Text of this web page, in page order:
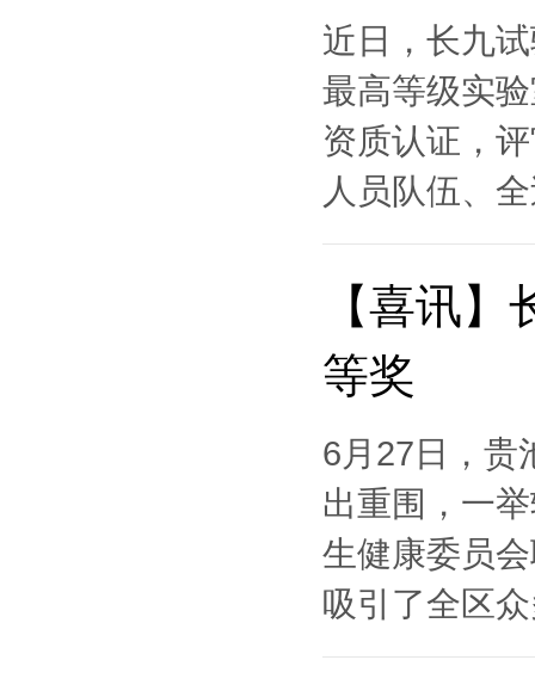
近日，长九
最高等级实
资质认证，
人员队伍、
【喜讯
等奖
6月27日，贵
出重围，一
生健康委员
吸引了全区